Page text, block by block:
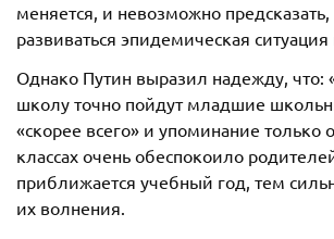
меняется, и невозможно предсказать,
развиваться эпидемическая ситуация
Однако Путин выразил надежду, что:
школу точно пойдут младшие
«скорее всего» и упоминание
классах очень обеспокоило
приближается учебный год, тем
их волнения.